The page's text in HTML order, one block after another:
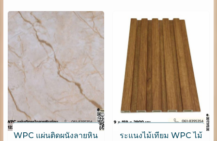
WPC แผ่นติดผนังลายหิน
ระแนงไม้เทียม WPC ไม้